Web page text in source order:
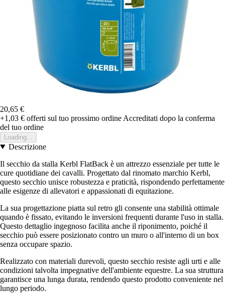
20,65 €
+1,03 € offerti sul tuo prossimo ordine Accreditati dopo la conferma
del tuo ordine
Loading...
Descrizione
Il secchio da stalla Kerbl FlatBack è un attrezzo essenziale per tutte le
cure quotidiane dei cavalli. Progettato dal rinomato marchio Kerbl,
questo secchio unisce robustezza e praticità, rispondendo perfettamente
alle esigenze di allevatori e appassionati di equitazione.
La sua progettazione piatta sul retro gli consente una stabilità ottimale
quando è fissato, evitando le inversioni frequenti durante l'uso in stalla.
Questo dettaglio ingegnoso facilita anche il riponimento, poiché il
secchio può essere posizionato contro un muro o all'interno di un box
senza occupare spazio.
Realizzato con materiali durevoli, questo secchio resiste agli urti e alle
condizioni talvolta impegnative dell'ambiente equestre. La sua struttura
garantisce una lunga durata, rendendo questo prodotto conveniente nel
lungo periodo.